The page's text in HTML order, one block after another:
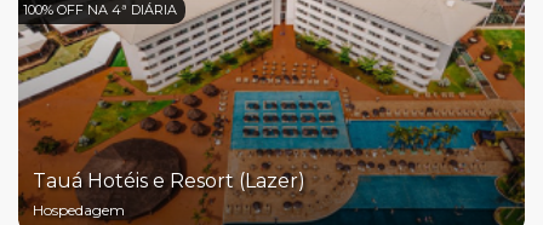
100% OFF NA 4ª DIÁRIA
Tauá Hotéis e Resort (Lazer)
Hospedagem